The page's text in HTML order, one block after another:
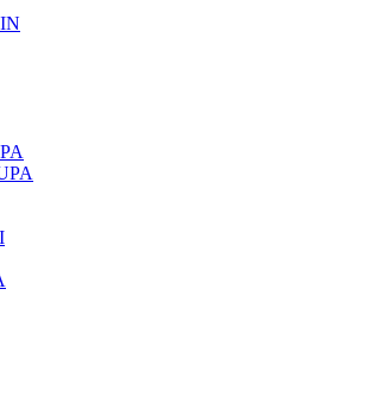
MURID SMAN 2 PARINGIN
SIAP BERPRESTASI DAN